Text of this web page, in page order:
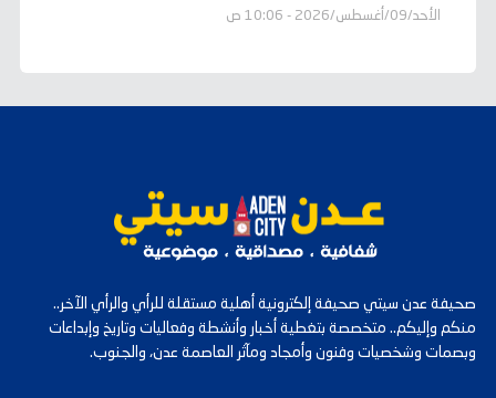
الأحد/09/أغسطس/2026 - 10:06 ص
صحيفة عدن سيتي صحيفة إلكترونية أهلية مستقلة للرأي والرأي الآخر..
منكم وإليكم.. متخصصة بتغطية أخبار وأنشطة وفعاليات وتاريخ وإبداعات
وبصمات وشخصيات وفنون وأمجاد ومآثر العاصمة عدن، والجنوب.